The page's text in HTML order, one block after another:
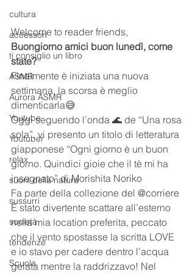
cultura
accessori
ti consiglio un libro
ASMR
Aurora ASMR
Youtube
Youtuber
relax
suoni della natura
sussurri
società
tendenze
Scuola
Welcome to reader friends,
Buongiorno amici buon lunedì, come
state?
Finalmente è iniziata una nuova
settimana, la scorsa è meglio
dimenticarla😅
Oggi seguendo l’onda 🌊 de “Una rosa
sola”, vi presento un titolo di letteratura
giapponese “Ogni giorno è un buon
giorno. Quindici gioie che il tè mi ha
insegnato” di Morishita Noriko
Fa parte della collezione del @corriere
È stato divertente scattare all’esterno
nella mia location preferita, peccato
che il vento spostasse la scritta LOVE
e io stavo per cadere dentro l’acqua
gelata mentre la raddrizzavo! Nel